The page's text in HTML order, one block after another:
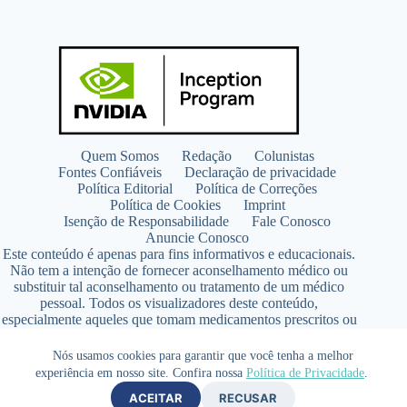
Nós usamos cookies para garantir que você tenha a melhor
experiência em nosso site. Confira nossa Política de Privacidade.
ACEITAR RECUSAR
Quem Somos Redação
Colunistas
Fontes Confiáveis
Declaração de privacidade
Política Editorial
Política de Correções
Política de Cookies
Imprint
Isenção de Responsabilidade
Fale Conosco
Anuncie Conosco
Este conteúdo é apenas para fins informativos e educacionais.
Não tem a intenção de fornecer aconselhamento médico ou
substituir tal aconselhamento ou tratamento de um médico
pessoal. Todos os visualizadores deste conteúdo,
especialmente aqueles que tomam medicamentos prescritos ou
qualquer programa de nutrição, suplementação ou estilo de
vida.
Copyright © 2026 - SaúdeLAB.com pertence ao grupo